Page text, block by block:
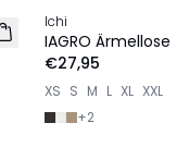
NEU
Ichi
IAGRO Ärmellose
€27,95
XS S M L XL XXL
+2